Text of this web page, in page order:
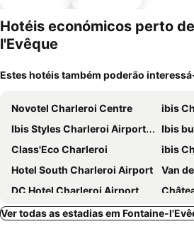
mento
Hotéis económicos perto
l'Evêque
Estes hotéis também poderão
Novotel Charleroi Centre
ibis
Ibis Styles Charleroi Airport Aero 44
Ibis
Class'Eco Charleroi
ibis
Hotel South Charleroi Airport
Van
DC Hotel Charleroi Airport
Hôtel La Louve
Hotel
Ver todas as estadias em Fontaine-